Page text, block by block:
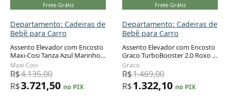
Frete Grátis
Departamento: Cadeiras de
Bebê para Carro
Assento Elevador com Encosto
Maxi-Cosi Tanza Azul Marinho
Dobrável com ISOFIX 18 a 45 kg
Maxi Cosi
R$4.135,00
R$3.721,50 no PIX
Frete Grátis
Departamento: Cadeiras de
Bebê para Carro
Assento Elevador com Encosto
Graco TurboBooster 2.0 Roxo 2-
em-1 18,1 a 45,4 kg
Graco
R$1.469,00
R$1.322,10 no PIX